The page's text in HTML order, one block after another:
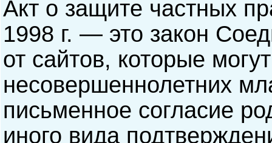
Акт о защите частных
1998 г. — это закон
от сайтов, которые
несовершеннолетних
письменное согласие
иного вида